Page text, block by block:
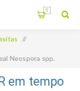
0
/
Neospora spp.
em tempo